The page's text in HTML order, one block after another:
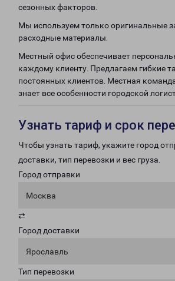
сезонных факторов.
Мы используем только оригинальные
расходные материалы.
Местный офис обеспечивает
каждому клиенту. Предлагаем гибкие
постоянных клиентов. Местная
знает все особенности городской
Узнать тариф и срок
Чтобы узнать тариф, укажите город
доставки, тип перевозки и вес груза.
Город отправки
Москва
⇄
Город доставки
Ярославль
Тип перевозки